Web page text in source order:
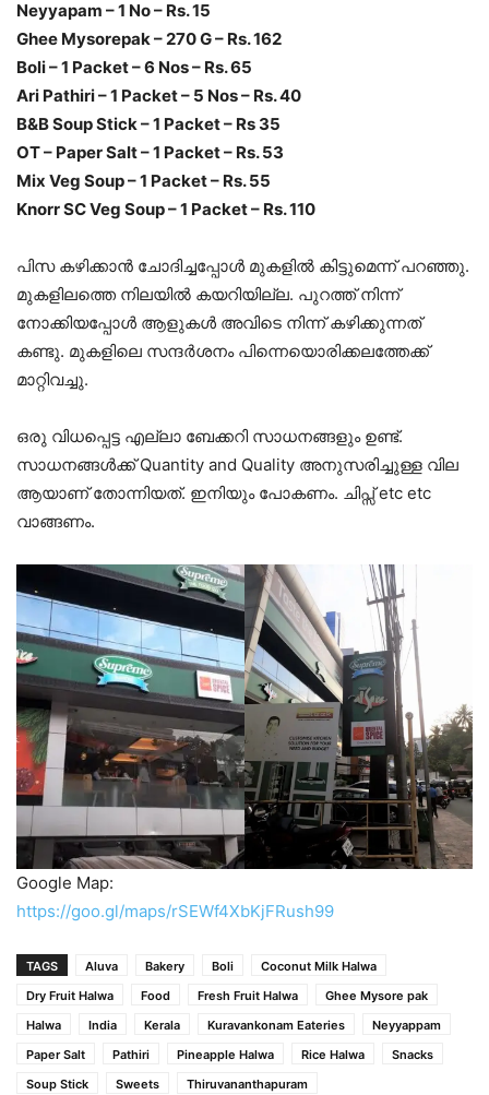
Neyyapam – 1 No – Rs. 15
Ghee Mysorepak – 270 G – Rs. 162
Boli – 1 Packet – 6 Nos – Rs. 65
Ari Pathiri – 1 Packet – 5 Nos – Rs. 40
B&B Soup Stick – 1 Packet – Rs 35
OT – Paper Salt – 1 Packet – Rs. 53
Mix Veg Soup – 1 Packet – Rs. 55
Knorr SC Veg Soup – 1 Packet – Rs. 110
പിസ കഴിക്കാൻ ചോദിച്ചപ്പോൾ മുകളിൽ കിട്ടുമെന്ന് പറഞ്ഞു.
മുകളിലത്തെ നിലയിൽ കയറിയില്ല. പുറത്ത് നിന്ന്
നോക്കിയപ്പോൾ ആളുകൾ അവിടെ നിന്ന് കഴിക്കുന്നത്
കണ്ടു. മുകളിലെ സന്ദർശനം പിന്നെയൊരിക്കലത്തേക്ക്
മാറ്റിവച്ചു.
ഒരു വിധപ്പെട്ട എല്ലാ ബേക്കറി സാധനങ്ങളും ഉണ്ട്.
സാധനങ്ങൾക്ക് Quantity and Quality അനുസരിച്ചുള്ള വില
ആയാണ് തോന്നിയത്. ഇനിയും പോകണം. ചിപ്സ് etc etc
വാങ്ങണം.
Google Map:
https://goo.gl/maps/rSEWf4XbKjFRush99
TAGS Aluva Bakery Boli
Coconut Milk Halwa
Dry Fruit Halwa
Food Fresh Fruit Halwa
Ghee Mysore pak
Halwa
India Kerala Kuravankonam Eateries
Neyyappam
Paper Salt
Pathiri Pineapple Halwa Rice Halwa
Snacks
Soup Stick
Sweets Thiruvananthapuram